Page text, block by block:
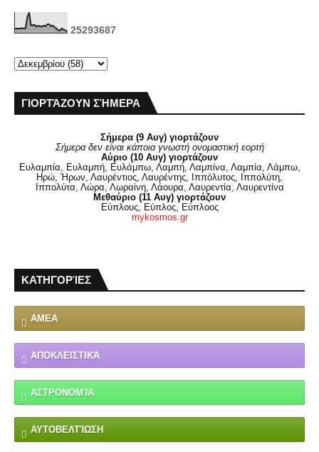
25293687
ΓΙΟΡΤΆΖΟΥΝ ΣΉΜΕΡΑ
Σήμερα (9 Αυγ) γιορτάζουν
Σήμερα δεν είναι κάποια γνωστή ονομαστική εορτή
Αύριο (10 Αυγ) γιορτάζουν
Ευλαμπία, Ευλαμπή, Ευλάμπω, Λαμπή, Λαμπίνα, Λαμπία, Λάμπω,
Ηρώ, Ήρων, Λαυρέντιος, Λαυρέντης, Ιππόλυτος, Ιππολύτη,
Ιππολύτα, Λώρα, Λωραίνη, Λάουρα, Λαυρεντία, Λαυρεντίνα
Μεθαύριο (11 Αυγ) γιορτάζουν
Εύπλους, Εύπλος, Εύπλοος
mykosmos.gr
ΚΑΤΗΓΟΡΊΕΣ
ΑΜΕΑ
ΑΠΟΚΛΕΙΣΤΙΚΆ
ΑΣΤΡΟΝΟΜΊΑ
ΑΥΤΟΒΕΛΤΊΩΣΗ